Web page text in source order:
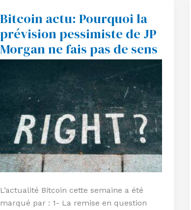
Bitcoin actu: Pourquoi la
prévision pessimiste de JP
Morgan ne fais pas de sens
L’actualité Bitcoin cette semaine a été
marqué par : 1- La remise en question
Bitcoin
actu:
Pourquoi
la
prévision
pessimiste
de
ne
fais
pas
de
sens